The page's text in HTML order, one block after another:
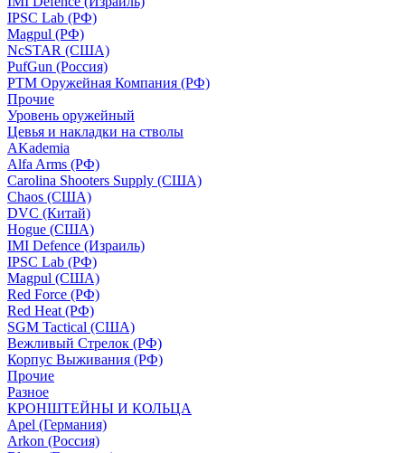
IPSC Lab (РФ)
Magpul (РФ)
NcSTAR (США)
PufGun (Россия)
РТМ Оружейная Компания (РФ)
Прочие
Уровень оружейный
Цевья и накладки на стволы
AKademia
Alfa Arms (РФ)
Carolina Shooters Supply (США)
Chaos (США)
DVC (Китай)
Hogue (США)
IMI Defence (Израиль)
IPSC Lab (РФ)
Magpul (США)
Red Force (РФ)
Red Heat (РФ)
SGM Tactical (США)
Вежливый Стрелок (РФ)
Корпус Выживания (РФ)
Прочие
Разное
КРОНШТЕЙНЫ И КОЛЬЦА
Apel (Германия)
Arkon (Россия)